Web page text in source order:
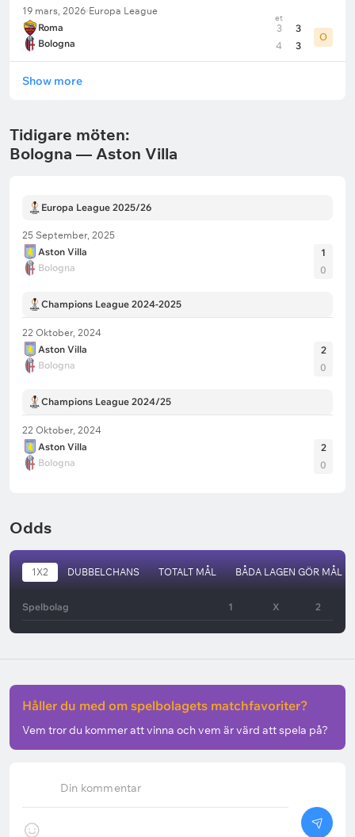
19 mars, 2026 Europa League
Roma
Bologna
et
3
4
3
3
O
Show more
Tidigare möten:
Bologna — Aston Villa
Europa League 2025/26
25 September, 2025
Aston Villa
Bologna
1
0
Champions League 2024-2025
22 Oktober, 2024
Aston Villa
Bologna
2
0
Champions League 2024/25
22 Oktober, 2024
Aston Villa
Bologna
2
0
Odds
1X2 DUBBELCHANS TOTALT MÅL BÅDA LAGEN GÖR MÅL
Spelbolag 1 X 2
Din kommentar
Håller du med om spelbolagets matchfavoriter?
Vem tror du kommer att vinna och vem är värd att spela på?